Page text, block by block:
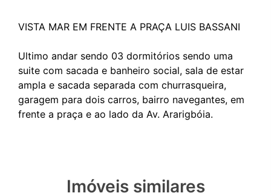
VISTA MAR EM FRENTE A PRAÇA LUIS BASSANI
Ultimo andar sendo 03 dormitórios sendo uma
suite com sacada e banheiro social, sala de estar
ampla e sacada separada com churrasqueira,
garagem para dois carros, bairro navegantes, em
Imóveis similares